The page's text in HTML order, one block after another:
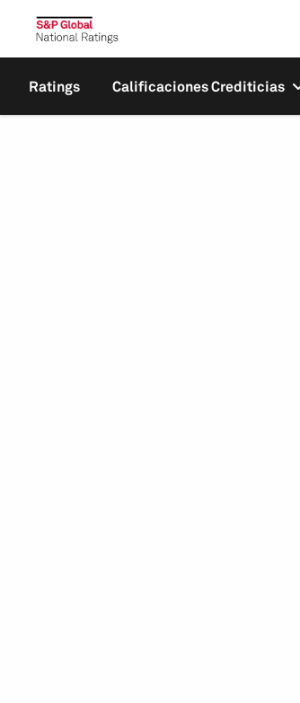
Ratings Calificaciones Crediticias